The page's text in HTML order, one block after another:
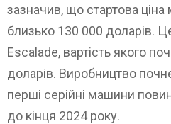
зазначив, що стартова
близько 130 000 доларів.
Escalade, вартість якого
доларів. Виробництво
перші серійні машини
до кінця 2024 року.